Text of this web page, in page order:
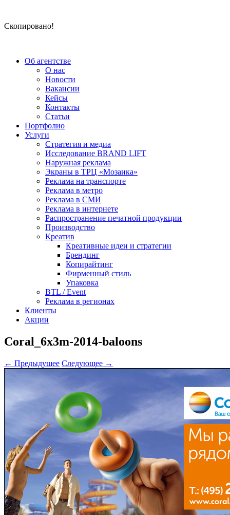
Скопировано!
Об агентстве
О нас
Новости
Вакансии
Кейсы
Контакты
Статьи
Портфолио
Услуги
Стратегия и медиа
Исследование BRAND LIFT
Наружная реклама
Экраны в ТРЦ «Мозаика»
Реклама на транспорте
Реклама в метро
Реклама в СМИ
Реклама в интернете
Распространение печатной продукции
Производство
Креатив
Креативные идеи и стратегии
Брендинг
Копирайтинг
Фирменный стиль
Упаковка
BTL / Event
Реклама в регионах
Клиенты
Акции
Coral_6x3m-2014-baloons
← Предыдущее Следующее →